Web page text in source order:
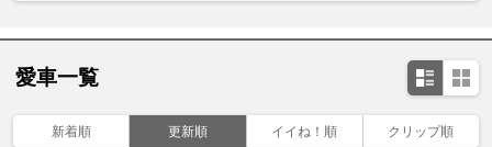
愛車一覧
新着順 更新順 イイね！順 クリップ順